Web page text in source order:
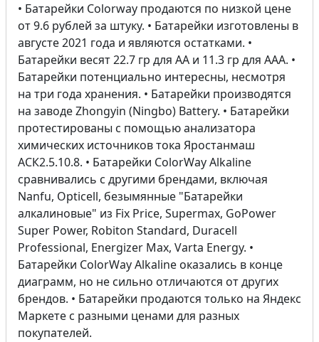
• Батарейки Colorway продаются по низкой цене
от 9.6 рублей за штуку. • Батарейки изготовлены в
августе 2021 года и являются остатками. •
Батарейки весят 22.7 гр для AA и 11.3 гр для AAA. •
Батарейки потенциально интересны, несмотря
на три года хранения. • Батарейки производятся
на заводе Zhongyin (Ningbo) Battery. • Батарейки
протестированы с помощью анализатора
химических источников тока Яростанмаш
АСК2.5.10.8. • Батарейки ColorWay Alkaline
сравнивались с другими брендами, включая
Nanfu, Opticell, безымянные "Батарейки
алкалиновые" из Fix Price, Supermax, GoPower
Super Power, Robiton Standard, Duracell
Professional, Energizer Max, Varta Energy. •
Батарейки ColorWay Alkaline оказались в конце
диаграмм, но не сильно отличаются от других
брендов. • Батарейки продаются только на Яндекс
Маркете с разными ценами для разных
покупателей.